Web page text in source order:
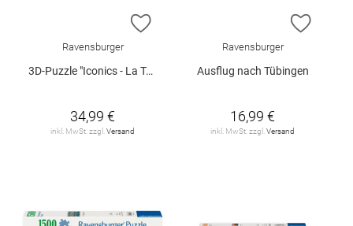
ZUR WUNSCHLISTE HINZUFÜGEN
Ravensburger
3D-Puzzle "Iconics - La Tour Eiffel"
34,99 €
inkl. MwSt. zzgl.Versand
ZUR
Ravensburger
Ausflug nach Tübingen
16,99 €
inkl. MwSt. zzgl.Versand